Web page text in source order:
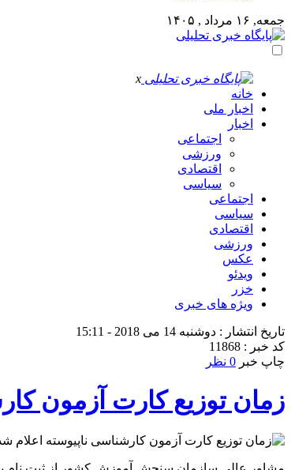
جمعه, ۱۶ مرداد , ۱۴۰۵
x
خانه
اخبار ملی
اخبار
اجتماعی
ورزشی
اقتصادی
سیاسی
اجتماعی
سیاسی
اقتصادی
ورزشی
عکس
ویدئو
خزر
ویژه های خبری
تاریخ انتشار : دوشنبه 14 می 2018 - 15:11
کد خبر : 11868
چاپ خبر 0 نظر
زمان توزیع کارت آزمون